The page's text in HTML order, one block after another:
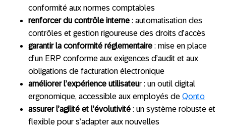
conformité aux normes comptables
renforcer du contrôle interne : automatisation des
contrôles et gestion rigoureuse des droits d’accès
garantir la conformité réglementaire : mise en place
d’un ERP conforme aux exigences d’audit et aux
obligations de facturation électronique
améliorer l’expérience utilisateur : un outil digital
ergonomique, accessible aux employés de Qonto
assurer l’agilité et l’évolutivité : un système robuste et
flexible pour s’adapter aux nouvelles